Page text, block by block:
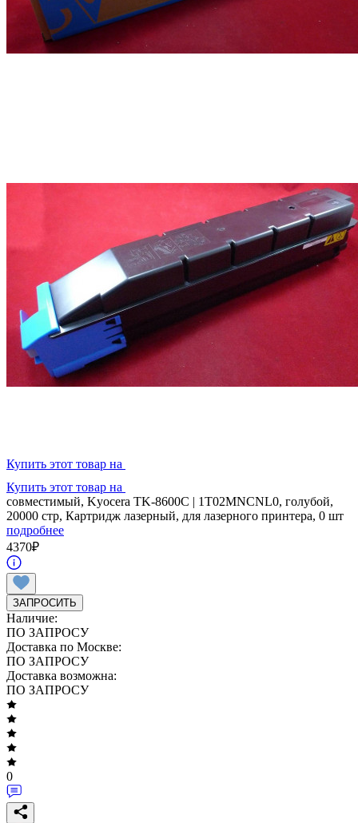
Купить этот товар на
Купить этот товар на
совместимый, Kyocera TK-8600C | 1T02MNCNL0, голубой,
20000 стр, Картридж лазерный, для лазерного принтера, 0 шт
подробнее
4370₽
ЗАПРОСИТЬ
Наличие:
ПО ЗАПРОСУ
Доставка по Москве:
ПО ЗАПРОСУ
Доставка возможна:
ПО ЗАПРОСУ
0